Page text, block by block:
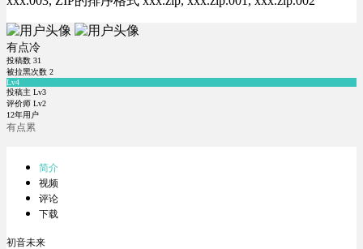
有点冷
投稿数 31
被拉黑次数 2
Lv4
投稿主 Lv3
评价师 Lv2
12年用户
有点累
简介
视频
评论
下载
初音未来